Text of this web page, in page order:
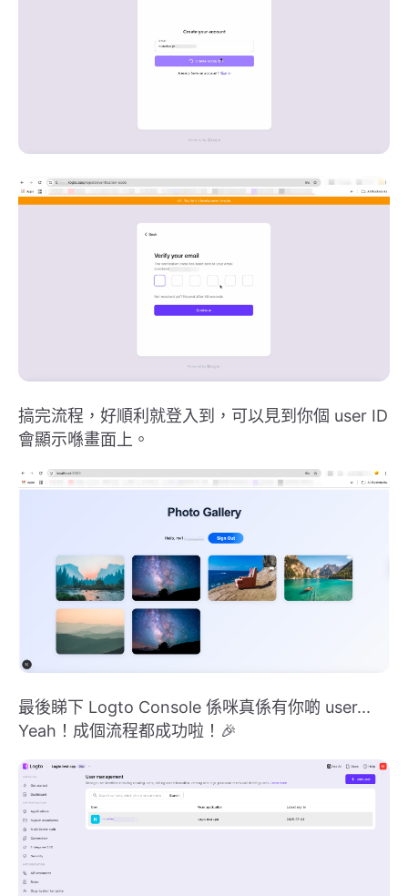
搞完流程，好順利就登入到，可以見到你個 user ID
會顯示喺畫面上。
最後睇下 Logto Console 係咪真係有你啲 user...
Yeah！成個流程都成功啦！🎉